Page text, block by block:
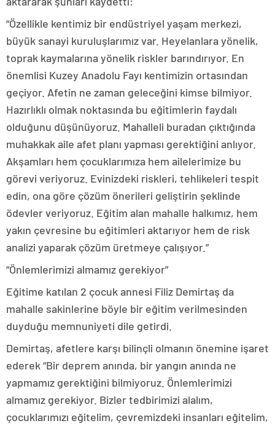
“Özellikle kentimiz bir endüstriyel yaşam merkezi,
büyük sanayi kuruluşlarımız var. Heyelanlara yönelik,
toprak kaymalarına yönelik riskler barındırıyor. En
önemlisi Kuzey Anadolu Fayı kentimizin ortasından
geçiyor. Afetin ne zaman geleceğini kimse bilmiyor.
Hazırlıklı olmak noktasında bu eğitimlerin faydalı
olduğunu düşünüyoruz. Mahalleli buradan çıktığında
muhakkak aile afet planı yapması gerektiğini anlıyor.
Akşamları hem çocuklarımıza hem ailelerimize bu
görevi veriyoruz. Evinizdeki riskleri, tehlikeleri tespit
edin, ona göre çözüm önerileri geliştirin şeklinde
ödevler veriyoruz. Eğitim alan mahalle halkımız, hem
yakın çevresine bu eğitimleri aktarıyor hem de risk
analizi yaparak çözüm üretmeye çalışıyor.”
“Önlemlerimizi almamız gerekiyor”
Eğitime katılan 2 çocuk annesi Filiz Demirtaş da
mahalle sakinlerine böyle bir eğitim verilmesinden
duyduğu memnuniyeti dile getirdi.
Demirtaş, afetlere karşı bilinçli olmanın önemine işaret
ederek “Bir deprem anında, bir yangın anında ne
yapmamız gerektiğini bilmiyoruz. Önlemlerimizi
almamız gerekiyor. Bizler tedbirimizi alalım,
çocuklarımızı eğitelim, çevremizdeki insanları eğitelim,